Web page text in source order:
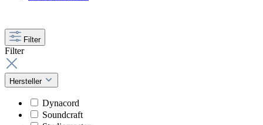
Filter
Filter
Hersteller
Dynacord
Soundcraft